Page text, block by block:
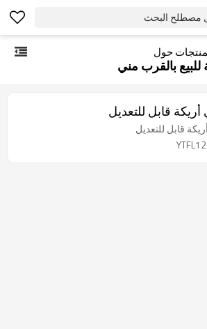
مصطلح البحث
حول
للبيع بالقرب مني
قابل للتعديل
قابل للتعديل